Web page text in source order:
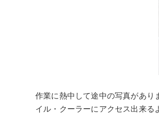
作業に熱中して途中の写真があり
イル・クーラーにアクセス出来る